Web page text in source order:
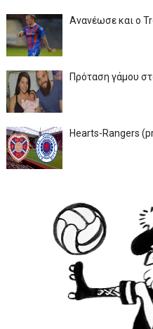
Ανανέωσε και ο
Πρόταση γάμου
Hearts-Rangers